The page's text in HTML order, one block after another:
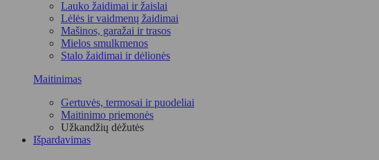
Lauko žaidimai ir žaislai
Lėlės ir vaidmenų žaidimai
Mašinos, garažai ir trasos
Mielos smulkmenos
Stalo žaidimai ir dėlionės
Maitinimas
Gertuvės, termosai ir puodeliai
Maitinimo priemonės
Užkandžių dėžutės
Išpardavimas